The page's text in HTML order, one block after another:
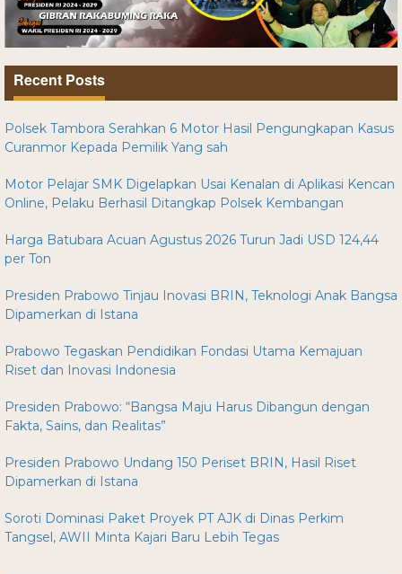
Recent Posts
Polsek Tambora Serahkan 6 Motor Hasil Pengungkapan Kasus
Curanmor Kepada Pemilik Yang sah
Motor Pelajar SMK Digelapkan Usai Kenalan di Aplikasi Kencan
Online, Pelaku Berhasil Ditangkap Polsek Kembangan
Harga Batubara Acuan Agustus 2026 Turun Jadi USD 124,44
per Ton
Presiden Prabowo Tinjau Inovasi BRIN, Teknologi Anak Bangsa
Dipamerkan di Istana
Prabowo Tegaskan Pendidikan Fondasi Utama Kemajuan
Riset dan Inovasi Indonesia
Presiden Prabowo: “Bangsa Maju Harus Dibangun dengan
Fakta, Sains, dan Realitas”
Presiden Prabowo Undang 150 Periset BRIN, Hasil Riset
Dipamerkan di Istana
Soroti Dominasi Paket Proyek PT AJK di Dinas Perkim
Tangsel, AWII Minta Kajari Baru Lebih Tegas